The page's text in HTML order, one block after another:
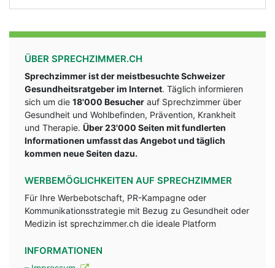
ÜBER SPRECHZIMMER.CH
Sprechzimmer ist der meistbesuchte Schweizer
Gesundheitsratgeber im Internet. Täglich informieren
sich um die 18'000 Besucher auf Sprechzimmer über
Gesundheit und Wohlbefinden, Prävention, Krankheit
und Therapie. Über 23'000 Seiten mit fundlerten
Informationen umfasst das Angebot und täglich
kommen neue Seiten dazu.
WERBEMÖGLICHKEITEN AUF SPRECHZIMMER
Für Ihre Werbebotschaft, PR-Kampagne oder
Kommunikationsstrategie mit Bezug zu Gesundheit oder
Medizin ist sprechzimmer.ch die ideale Platform
INFORMATIONEN